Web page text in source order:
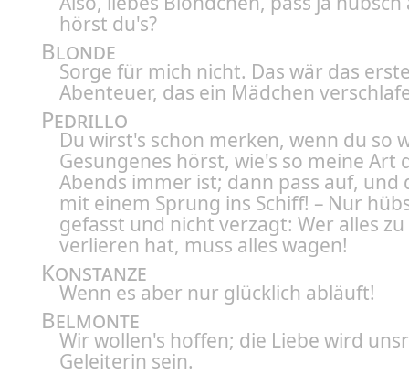
hörst du's?
Blonde
Sorge für mich nicht. Das wär das
Abenteuer, das ein Mädchen
Pedrillo
Du wirst's schon merken, wenn du so
Gesungenes hörst, wie's so meine Art
Abends immer ist; dann pass auf, und
mit einem Sprung ins Schiff! – Nur
gefasst und nicht verzagt: Wer alles zu
verlieren hat, muss alles wagen!
Konstanze
Wenn es aber nur glücklich abläuft!
Belmonte
Wir wollen's hoffen; die Liebe wird
Geleiterin sein.